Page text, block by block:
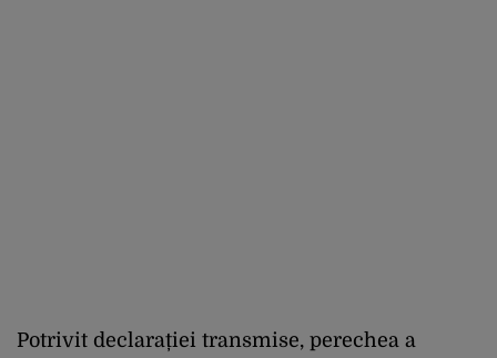
Potrivit declarației transmise, perechea a